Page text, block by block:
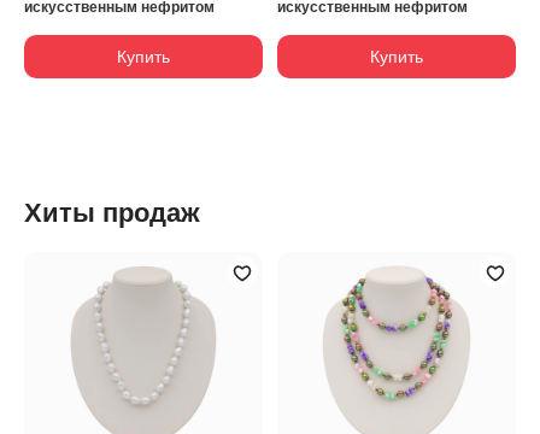
искусственным нефритом
Купить
искусственным нефритом
Купить
Хиты продаж